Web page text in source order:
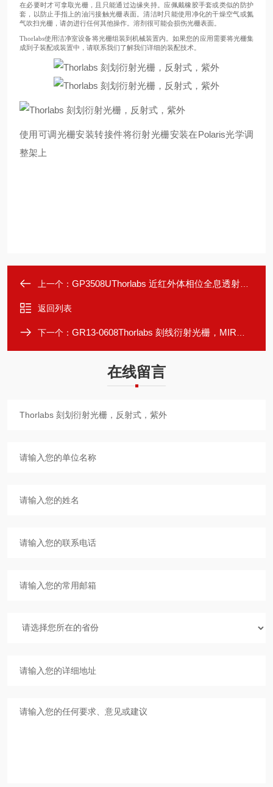
在必要时才可拿取光栅，且只能通过边缘夹持。应佩戴橡胶手套或类似的防护
套，以防止手指上的油污接触光栅表面。清洁时只能使用净化的干燥空气或氮
气吹扫光栅，请勿进行任何其他操作。溶剂很可能会损伤光栅表面。
Thorlabs使用洁净室设备将光栅组装到机械装置内。如果您的应用需要将光栅集
成到子装配或装置中，请联系我们了解我们详细的装配技术。
使用可调光栅安装转接件将衍射光栅安装在Polaris光学调
整架 上
上一个： GP3508UThorlabs 近红外体相位全息透射光栅
返回列表
下一个： GR13-0608Thorlabs 刻线衍射光栅，MIR反射式
在线留言